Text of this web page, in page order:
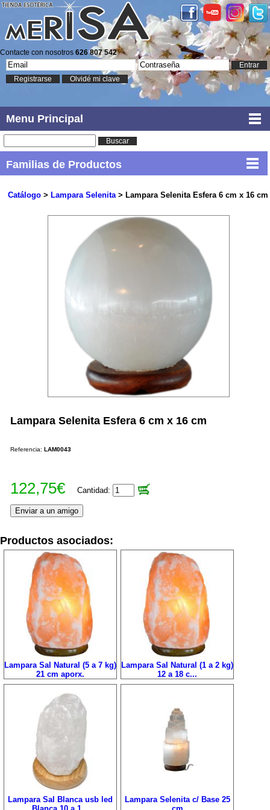
Contacte con nosotros 626 807 542
Entrar
Registrarse
Olvidé mi clave
Menu Principal
Buscar
Familias de Productos
Catálogo> Lampara Selenita> Lampara Selenita Esfera 6 cm x 16 cm
Lampara Selenita Esfera 6 cm x 16 cm
Referencia:LAM0043
122,75€ Cantidad:
Productos asociados:
Lampara Sal Natural (5 a 7 kg)
21 cm aporx.
Lampara Sal Natural (1 a 2 kg)
12 a 18 c...
Lampara Sal Blanca usb led
Lampara Selenita c/ Base 25